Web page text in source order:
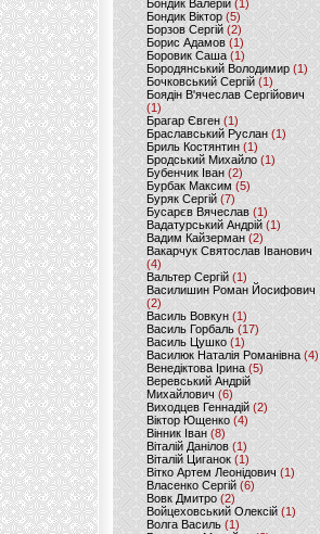
Бондик Валерій (1)
Бондик Віктор(5)
Борзов Сергiй (2)
Борис Адамов(1)
Боровик Саша (1)
Бородянський Володимир (1)
Бочковський Сергій (1)
Боядін В'ячеслав Сергійович
(1)
Брагар Євген (1)
Браславський Руслан (1)
Бриль Костянтин (1)
Бродський Михайло (1)
Бубенчик Іван(2)
Бурбак Максим (5)
Буряк Сергій (7)
Бусарєв Вячеслав (1)
Вадатурський Андрій (1)
Вадим Кайзерман (2)
Вакарчук Святослав Іванович
(4)
Вальтер Сергій (1)
Василишин Роман Йосифович
(2)
Василь Вовкун (1)
Василь Горбаль (17)
Василь Цушко (1)
Василюк Наталія Романівна (4)
Венедіктова Ірина(5)
Веревський Андрій
Михайлович (6)
Виходцев Геннадій (2)
Віктор Ющенко (4)
Вінник Іван (8)
Віталій Данілов (1)
Віталій Циганок (1)
Вітко Артем Леонідович(1)
Власенко Сергій (6)
Вовк Дмитро(2)
Войцеховський Олексій(1)
Волга Василь (1)